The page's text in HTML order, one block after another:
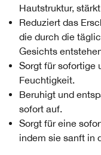
Hautstruktur,
Reduziert das
die durch die
Gesichts
Sorgt für sofortige
Feuchtigkeit.
Beruhigt und
sofort auf.
Sorgt für eine
indem sie sanft in